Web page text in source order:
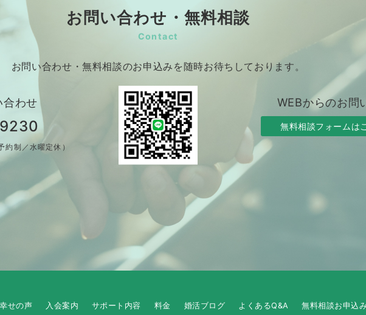
お問い合わせ・無料相談
Contact
お問い合わせ・無料相談のお申込みを随時お待ちしております。
合わせ
約制／水曜定休）
WEBからのお問
無料相談フォームは
幸せの声 入会案内 サポート内容 料金 婚活ブログ よくあるQ&A 無料相談お申込